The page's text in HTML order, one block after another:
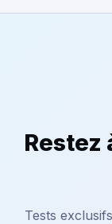
Restez
Tests